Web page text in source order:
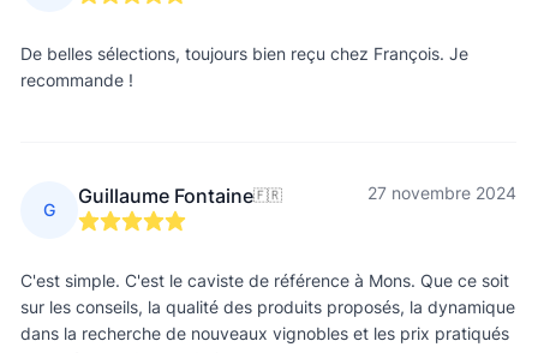
De belles sélections, toujours bien reçu chez François. Je
recommande !
G
Guillaume Fontaine🇫🇷 27 novembre 2024
C'est simple. C'est le caviste de référence à Mons. Que ce soit
sur les conseils, la qualité des produits proposés, la dynamique
dans la recherche de nouveaux vignobles et les prix pratiqués